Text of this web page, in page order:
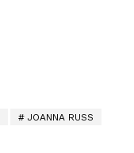
JOANNA RUSS